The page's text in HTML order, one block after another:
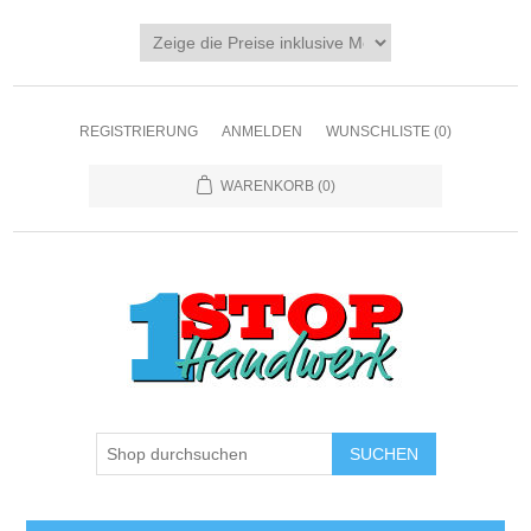
REGISTRIERUNG ANMELDEN WUNSCHLISTE (0)
WARENKORB (0)